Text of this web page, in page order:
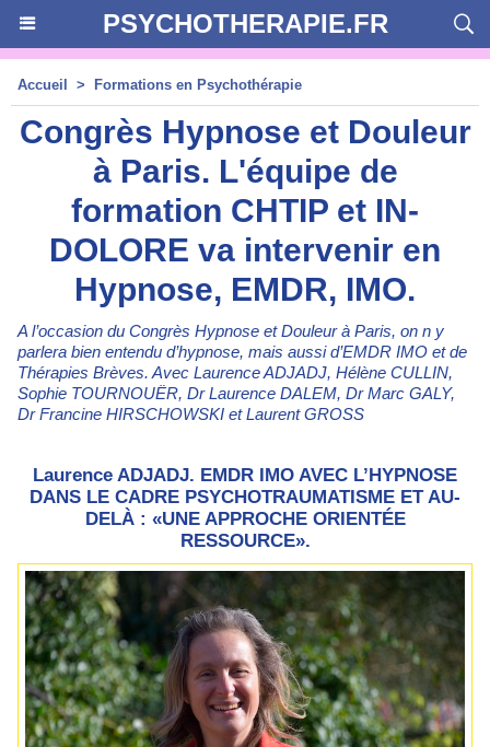
PSYCHOTHERAPIE.FR
Accueil > Formations en Psychothérapie
Congrès Hypnose et Douleur
à Paris. L'équipe de
formation CHTIP et IN-
DOLORE va intervenir en
Hypnose, EMDR, IMO.
A l’occasion du Congrès Hypnose et Douleur à Paris, on n y
parlera bien entendu d’hypnose, mais aussi d’EMDR IMO et de
Thérapies Brèves. Avec Laurence ADJADJ, Hélène CULLIN,
Sophie TOURNOUËR, Dr Laurence DALEM, Dr Marc GALY,
Dr Francine HIRSCHOWSKI et Laurent GROSS
Laurence ADJADJ. EMDR IMO AVEC L’HYPNOSE
DANS LE CADRE PSYCHOTRAUMATISME ET AU-
DELÀ : «UNE APPROCHE ORIENTÉE
RESSOURCE».